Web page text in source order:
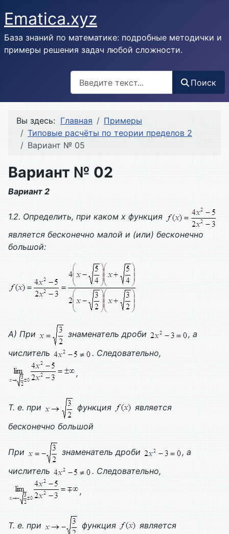
Ematica.xyz
База знаний по математике: подробные методички и
примеры решения задач любой сложности.
Поиск
Вы здесь: Главная
Примеры
Типовые расчёты по теории пределов 2
Вариант № 05
Вариант № 02
Вариант 2
1.2. Определить, при каком х функция
является бесконечно малой и (или) бесконечно
большой:
А) При знаменатель дроби
, а
числитель
. Следовательно,
,
Т. е. при функция
является
бесконечно большой
При знаменатель дроби
, а
числитель
. Следовательно,
,
Т. е. при функция
является